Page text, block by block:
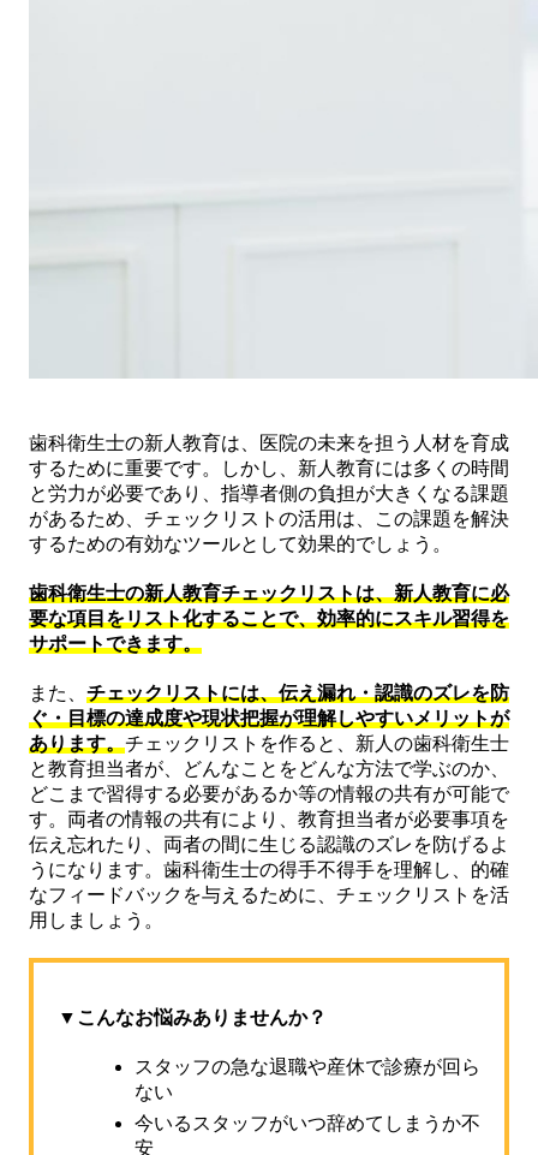
歯科衛生士の新人教育は、医院の未来を担う人材を育成
するために重要です。しかし、新人教育には多くの時間
と労力が必要であり、指導者側の負担が大きくなる課題
があるため、チェックリストの活用は、この課題を解決
するための有効なツールとして効果的でしょう。
歯科衛生士の新人教育チェックリストは、新人教育に必
要な項目をリスト化することで、効率的にスキル習得を
サポートできます。
また、 チェックリストには、伝え漏れ・認識のズレを防
ぐ・目標の達成度や現状把握が理解しやすいメリットが
あります。チェックリストを作ると、新人の歯科衛生士
と教育担当者が、どんなことをどんな方法で学ぶのか、
どこまで習得する必要があるか等の情報の共有が可能で
す。両者の情報の共有により、教育担当者が必要事項を
伝え忘れたり、両者の間に生じる認識のズレを防げるよ
うになります。歯科衛生士の得手不得手を理解し、的確
なフィードバックを与えるために、チェックリストを活
用しましょう。
▼こんなお悩みありませんか？
スタッフの急な退職や産休で診療が回ら
ない
今いるスタッフがいつ辞めてしまうか不
安